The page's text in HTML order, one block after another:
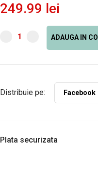
249.99 lei
ADAUGA IN
Distribuie pe: Facebook
Plata securizata